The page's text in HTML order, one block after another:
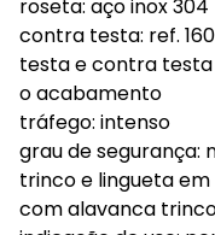
roseta: aço inox 304
contra testa: ref.
testa e contra
o acabamento
tráfego: intenso
grau de segurança:
trinco e lingueta
com alavanca